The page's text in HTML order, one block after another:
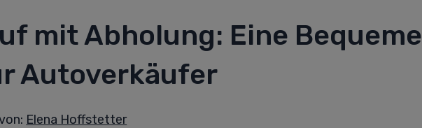
mit Abholung: Eine Bequeme
Autoverkäufer
Elena Hoffstetter